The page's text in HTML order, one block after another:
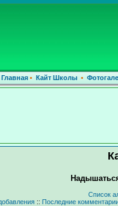
Главная• Кайт Школы •
Список
:: Последние